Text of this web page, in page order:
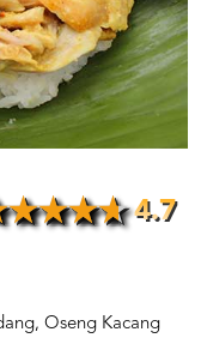
4.7
Oseng Kacang